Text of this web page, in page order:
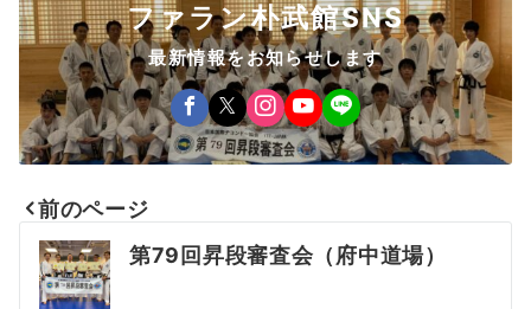
ファラン朴武館SNS
最新情報をお知らせします
投
稿
前のページ
第79回昇段審査会（府中道場）